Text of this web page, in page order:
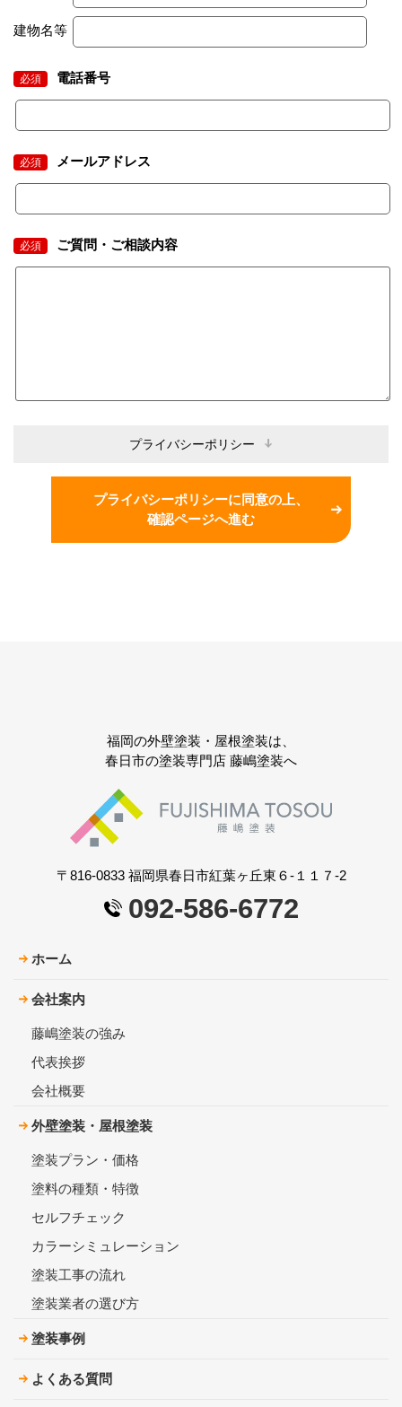
建物名等
必須 電話番号
必須 メールアドレス
必須 ご質問・ご相談内容
プライバシーポリシー
プライバシーポリシーに同意の上、
確認ページへ進む
福岡の外壁塗装・屋根塗装は、
春日市の塗装専門店 藤嶋塗装へ
〒816-0833 福岡県春日市紅葉ヶ丘東６-１１７-2
092-586-6772
ホーム
会社案内
藤嶋塗装の強み
代表挨拶
会社概要
外壁塗装・屋根塗装
塗装プラン・価格
塗料の種類・特徴
セルフチェック
カラーシミュレーション
塗装工事の流れ
塗装業者の選び方
塗装事例
よくある質問